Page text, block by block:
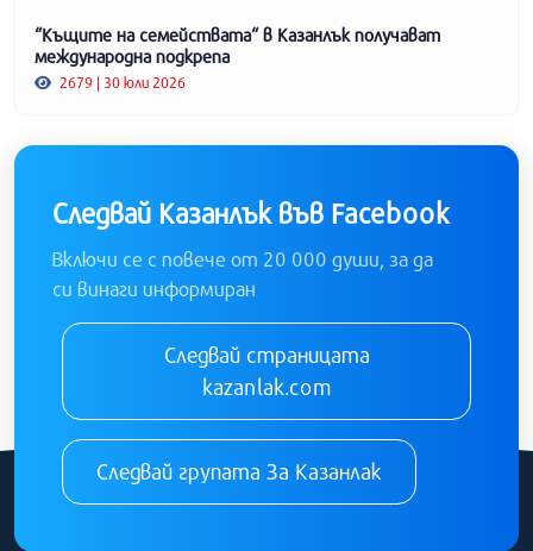
“Къщите на семействата“ в Казанлък получават
международна подкрепа
2679 | 30 юли 2026
Следвай Казанлък във Facebook
Включи се с повече от 20 000 души, за да
си винаги информиран
Следвай страницата
kazanlak.com
Следвай групата За Казанлак